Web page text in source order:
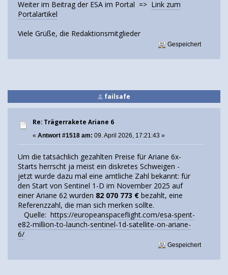
Weiter im Beitrag der ESA im Portal => Link zum
Portalartikel
Viele Grüße, die Redaktionsmitglieder
Gespeichert
failsafe
Re: Trägerrakete Ariane 6
« Antwort #1518 am: 09. April 2026, 17:21:43 »
Um die tatsächlich gezahlten Preise für Ariane 6x-
Starts herrscht ja meist ein diskretes Schweigen -
jetzt wurde dazu mal eine amtliche Zahl bekannt: für
den Start von Sentinel 1-D im November 2025 auf
einer Ariane 62 wurden 82 070 773 € bezahlt, eine
Referenzzahl, die man sich merken sollte.
Quelle: https://europeanspaceflight.com/esa-spent-
e82-million-to-launch-sentinel-1d-satellite-on-ariane-
6/
Gespeichert